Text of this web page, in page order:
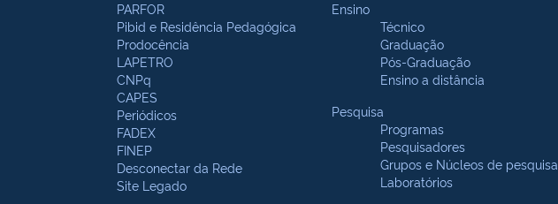
PARFOR
Pibid e Residência Pedagógica
Prodocência
LAPETRO
CNPq
CAPES
Periódicos
FADEX
FINEP
Desconectar da Rede
Site Legado
Ensino
Técnico
Graduação
Pós-Graduação
Ensino a distância
Pesquisa
Programas
Pesquisadores
Grupos e Núcleos de pesquisa
Laboratórios